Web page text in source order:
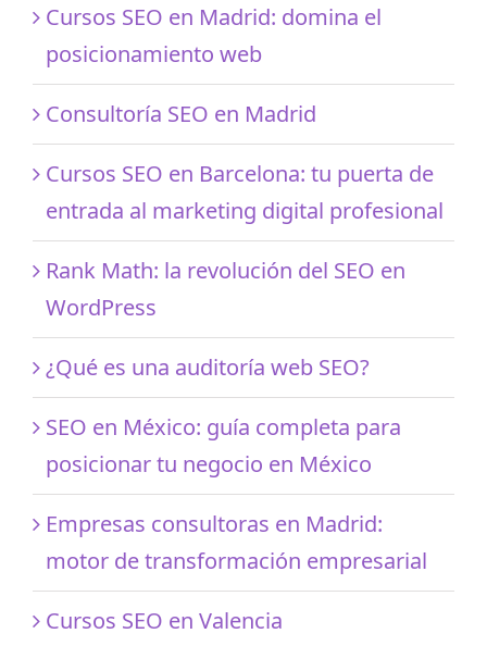
Cursos SEO en Madrid: domina el
posicionamiento web
Consultoría SEO en Madrid
Cursos SEO en Barcelona: tu puerta de
entrada al marketing digital profesional
Rank Math: la revolución del SEO en
WordPress
¿Qué es una auditoría web SEO?
SEO en México: guía completa para
posicionar tu negocio en México
Empresas consultoras en Madrid:
motor de transformación empresarial
Cursos SEO en Valencia